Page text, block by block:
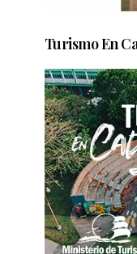
Turismo En